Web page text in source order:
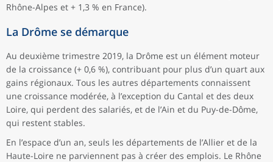
Rhône-Alpes et + 1,3 % en France).
La Drôme se démarque
Au deuxième trimestre 2019, la Drôme est un élément moteur
de la croissance (+ 0,6 %), contribuant pour plus d’un quart aux
gains régionaux. Tous les autres départements connaissent
une croissance modérée, à l’exception du Cantal et des deux
Loire, qui perdent des salariés, et de l’Ain et du Puy-de-Dôme,
qui restent stables.
En l’espace d’un an, seuls les départements de l’Allier et de la
Haute-Loire ne parviennent pas à créer des emplois. Le Rhône